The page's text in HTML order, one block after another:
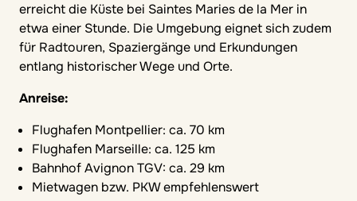
erreicht die Küste bei Saintes Maries de la Mer in
etwa einer Stunde. Die Umgebung eignet sich zudem
für Radtouren, Spaziergänge und Erkundungen
entlang historischer Wege und Orte.
Anreise:
Flughafen Montpellier: ca. 70 km
Flughafen Marseille: ca. 125 km
Bahnhof Avignon TGV: ca. 29 km
Mietwagen bzw. PKW empfehlenswert